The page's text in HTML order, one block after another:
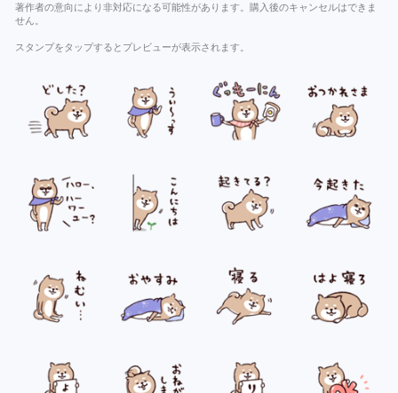
著作者の意向により非対応になる可能性があります。購入後のキャンセルはできま
せん。
スタンプをタップするとプレビューが表示されます。